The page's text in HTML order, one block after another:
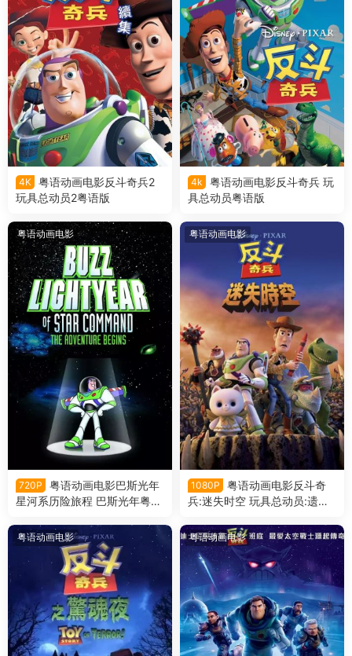
4K 粤语动画电影反斗奇兵2
玩具总动员2粤语版
4k
粤语动画电影反斗奇兵 玩
具总动员粤语版
粤语动画电影
720P
粤语动画电影巴斯光年
星河系历险旅程 巴斯光年粤语
粤语动画电影
1080P
粤语动画电影反斗奇
兵:迷失时空 玩具总动员:遗忘
粤语动画电影 粤语动画电影